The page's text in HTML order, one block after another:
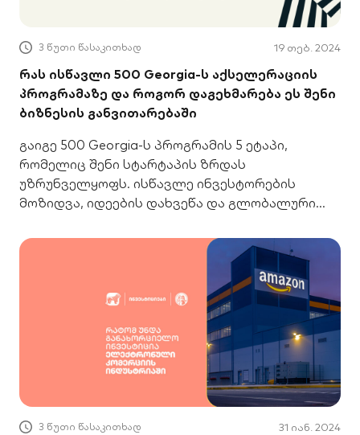
3 წუთი წასაკითხად 19 თებ. 2024
რას ისწავლი 500 Georgia-ს აქსელერაციის
პროგრამაზე და როგორ დაგეხმარება ეს შენი
ბიზნესის განვითარებაში
გაიგე 500 Georgia-ს პროგრამის 5 ეტაპი,
რომელიც შენი სტარტაპის ზრდას
უზრუნველყოფს. ისწავლე ინვესტორების
მოზიდვა, იდეების დახვეწა და გლობალური
3 წუთი წასაკითხად 31 იან. 2024